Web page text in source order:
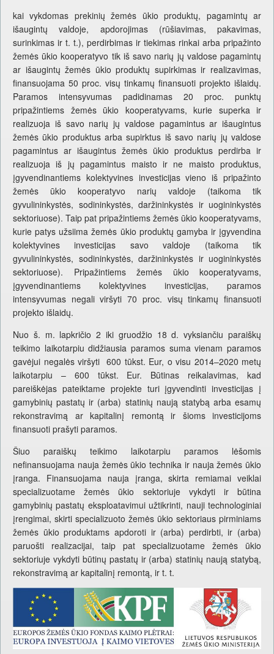
kai vykdomas prekinių žemės ūkio produktų, pagamintų ar
išaugintų valdoje, apdorojimas (rūšiavimas, pakavimas,
surinkimas ir t. t.), perdirbimas ir tiekimas rinkai arba pripažinto
žemės ūkio kooperatyvo tik iš savo narių jų valdose pagamintų
ar išaugintų žemės ūkio produktų supirkimas ir realizavimas,
finansuojama 50 proc. visų tinkamų finansuoti projekto išlaidų.
Paramos intensyvumas padidinamas 20 proc. punktų
pripažintiems žemės ūkio kooperatyvams, kurie superka ir
realizuoja iš savo narių jų valdose pagamintus ar išaugintus
žemės ūkio produktus arba supirktus iš savo narių jų valdose
pagamintus ar išaugintus žemės ūkio produktus perdirba ir
realizuoja iš jų pagamintus maisto ir ne maisto produktus,
įgyvendinantiems kolektyvines investicijas vieno iš pripažinto
žemės ūkio kooperatyvo narių valdoje (taikoma tik
gyvulininkystės, sodininkystės, daržininkystės ir uogininkystės
sektoriuose). Taip pat pripažintiems žemės ūkio kooperatyvams,
kurie patys užsiima žemės ūkio produktų gamyba ir įgyvendina
kolektyvines investicijas savo valdoje (taikoma tik
gyvulininkystės, sodininkystės, daržininkystės ir uogininkystės
sektoriuose). Pripažintiems žemės ūkio kooperatyvams,
įgyvendinantiems kolektyvines investicijas, paramos
intensyvumas negali viršyti 70 proc. visų tinkamų finansuoti
projekto išlaidų.
Nuo š. m. lapkričio 2 iki gruodžio 18 d. vyksiančiu paraiškų
teikimo laikotarpiu didžiausia paramos suma vienam paramos
gavėjui negalės viršyti 600 tūkst. Eur, o visu 2014–2020 metų
laikotarpiu – 600 tūkst. Eur. Būtinas reikalavimas, kad
pareiškėjas pateiktame projekte turi įgyvendinti investicijas į
gamybinių pastatų ir (arba) statinių naują statybą arba esamų
rekonstravimą ar kapitalinį remontą ir šioms investicijoms
finansuoti prašyti paramos.
Šiuo paraiškų teikimo laikotarpiu paramos lėšomis
nefinansuojama nauja žemės ūkio technika ir nauja žemės ūkio
įranga. Finansuojama nauja įranga, skirta remiamai veiklai
specializuotame žemės ūkio sektoriuje vykdyti ir būtina
gamybinių pastatų eksploatavimui užtikrinti, nauji technologiniai
įrengimai, skirti specializuoto žemės ūkio sektoriaus pirminiams
žemės ūkio produktams apdoroti ir (arba) perdirbti, ir (arba)
paruošti realizacijai, taip pat specializuotame žemės ūkio
sektoriuje vykdyti būtinų pastatų ir (arba) statinių naują statybą,
rekonstravimą ar kapitalinį remontą, ir t. t.